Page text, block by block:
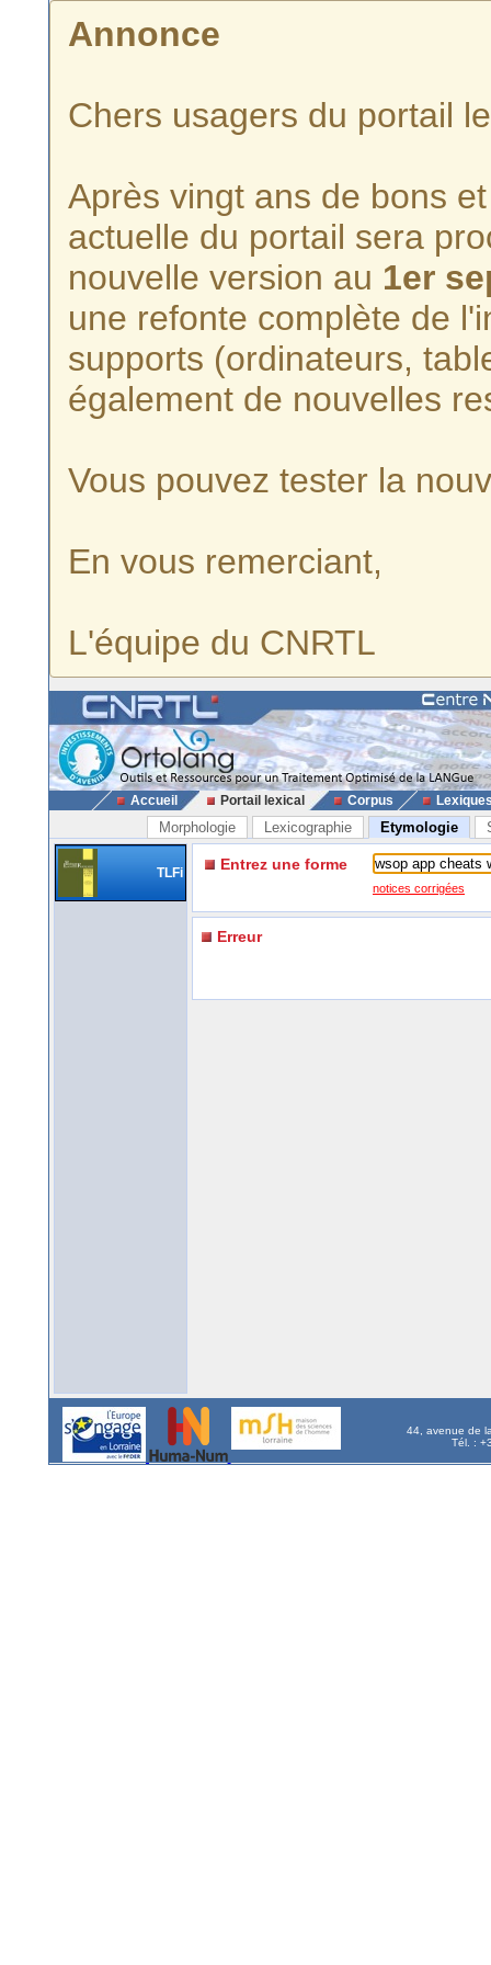
Annonce
Chers usagers du portail
Après vingt ans de bons
actuelle du portail sera
nouvelle version au 1er
une refonte complète de
supports (ordinateurs,
également de nouvelles
Vous pouvez tester la
En vous remerciant,
L'équipe du CNRTL
Accueil Portail lexical Corpus
Morphologie Lexicographie Etymologie
TLFi Entrez une forme
notices corrigées
Erreur
44, avenue de
Tél. :